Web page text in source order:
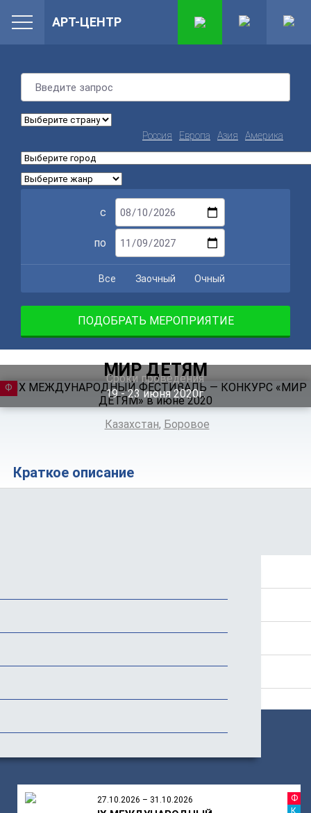
Россия Европа Азия Америка
с
по
Все Заочный Очный
ПОДОБРАТЬ МЕРОПРИЯТИЕ
МИР ДЕТЯМ
Сроки проведения
19 ‐ 23июня 2020г.
ФЕСТИВАЛЬ
Казахстан, Боровое
Краткое описание
27.10.2026 – 31.10.2026
АРТ-ЦЕНТР